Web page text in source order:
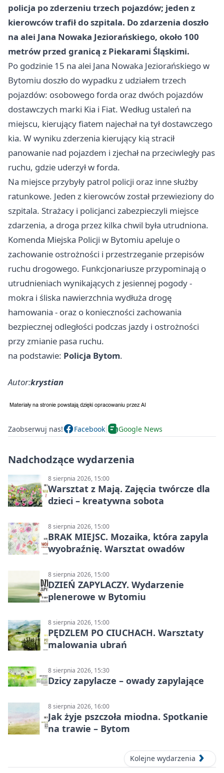
policja po zderzeniu trzech pojazdów; jeden z
kierowców trafił do szpitala. Do zdarzenia doszło
na alei Jana Nowaka Jeziorańskiego, około 100
metrów przed granicą z Piekarami Śląskimi.
Po godzinie 15 na alei Jana Nowaka Jeziorańskiego w
Bytomiu doszło do wypadku z udziałem trzech
pojazdów: osobowego forda oraz dwóch pojazdów
dostawczych marki Kia i Fiat. Według ustaleń na
miejscu, kierujący fiatem najechał na tył dostawczego
kia. W wyniku zderzenia kierujący kią stracił
panowanie nad pojazdem i zjechał na przeciwległy pas
ruchu, gdzie uderzył w forda.
Na miejsce przybyły patrol policji oraz inne służby
ratunkowe. Jeden z kierowców został przewieziony do
szpitala. Strażacy i policjanci zabezpieczyli miejsce
zdarzenia, a droga przez kilka chwil była utrudniona.
Komenda Miejska Policji w Bytomiu apeluje o
zachowanie ostrożności i przestrzeganie przepisów
ruchu drogowego. Funkcjonariusze przypominają o
utrudnieniach wynikających z jesiennej pogody -
mokra i śliska nawierzchnia wydłuża drogę
hamowania - oraz o konieczności zachowania
bezpiecznej odległości podczas jazdy i ostrożności
przy zmianie pasa ruchu.
na podstawie: Policja Bytom.
Autor:krystian
Zaobserwuj nas! Facebook Google News
Nadchodzące wydarzenia
8 sierpnia 2026, 15:00
Warsztat z Mają. Zajęcia twórcze dla
dzieci – kreatywna sobota
8 sierpnia 2026, 15:00
BRAK MIEJSC. Mozaika, która zapyla
wyobraźnię. Warsztat owadów
8 sierpnia 2026, 15:00
DZIEŃ ZAPYLACZY. Wydarzenie
plenerowe w Bytomiu
8 sierpnia 2026, 15:00
PĘDZLEM PO CIUCHACH. Warsztaty
malowania ubrań
8 sierpnia 2026, 15:30
Dzicy zapylacze – owady zapylające
8 sierpnia 2026, 16:00
Jak żyje pszczoła miodna. Spotkanie
na trawie – Bytom
Kolejne wydarzenia